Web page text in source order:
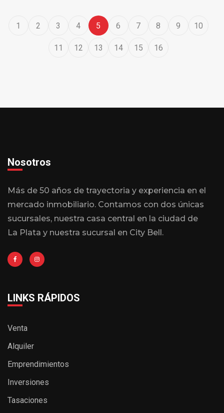
1 2 3 4 5 6 7 8 9 10
11 12 13 14 15 16
Nosotros
Más de 50 años de trayectoria y experiencia en el
mercado inmobiliario. Contamos con dos únicas
sucursales, nuestra casa central en la ciudad de
La Plata y nuestra sucursal en City Bell.
LINKS RÁPIDOS
Venta
Alquiler
Emprendimientos
Inversiones
Tasaciones